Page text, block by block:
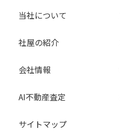
当社について
社屋の紹介
会社情報
AI不動産査定
サイトマップ